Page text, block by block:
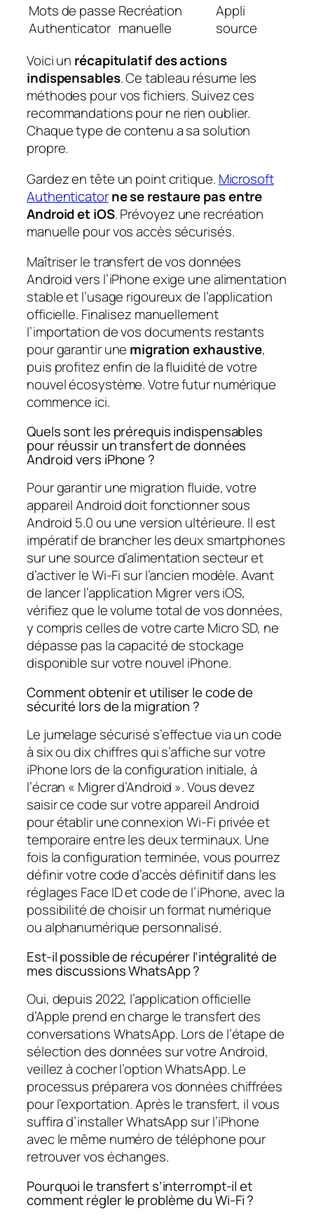
Mots de passe
Authenticator
Recréation
manuelle
Appli
source
Voici un récapitulatif des actions
indispensables. Ce tableau résume les
méthodes pour vos fichiers. Suivez ces
recommandations pour ne rien oublier.
Chaque type de contenu a sa solution
propre.
Gardez en tête un point critique. Microsoft
Authenticator ne se restaure pas entre
Android et iOS. Prévoyez une recréation
manuelle pour vos accès sécurisés.
Maîtriser le transfert de vos données
Android vers l’iPhone exige une alimentation
stable et l’usage rigoureux de l’application
officielle. Finalisez manuellement
l’importation de vos documents restants
pour garantir une migration exhaustive,
puis profitez enfin de la fluidité de votre
nouvel écosystème. Votre futur numérique
commence ici.
Quels sont les prérequis indispensables
pour réussir un transfert de données
Android vers iPhone ?
Pour garantir une migration fluide, votre
appareil Android doit fonctionner sous
Android 5.0 ou une version ultérieure. Il est
impératif de brancher les deux smartphones
sur une source d’alimentation secteur et
d’activer le Wi-Fi sur l’ancien modèle. Avant
de lancer l’application Migrer vers iOS,
vérifiez que le volume total de vos données,
y compris celles de votre carte Micro SD, ne
dépasse pas la capacité de stockage
disponible sur votre nouvel iPhone.
Comment obtenir et utiliser le code de
sécurité lors de la migration ?
Le jumelage sécurisé s’effectue via un code
à six ou dix chiffres qui s’affiche sur votre
iPhone lors de la configuration initiale, à
l’écran « Migrer d’Android ». Vous devez
saisir ce code sur votre appareil Android
pour établir une connexion Wi-Fi privée et
temporaire entre les deux terminaux. Une
fois la configuration terminée, vous pourrez
définir votre code d’accès définitif dans les
réglages Face ID et code de l’iPhone, avec la
possibilité de choisir un format numérique
ou alphanumérique personnalisé.
Est-il possible de récupérer l’intégralité de
mes discussions WhatsApp ?
Oui, depuis 2022, l’application officielle
d’Apple prend en charge le transfert des
conversations WhatsApp. Lors de l’étape de
sélection des données sur votre Android,
veillez à cocher l’option WhatsApp. Le
processus préparera vos données chiffrées
pour l’exportation. Après le transfert, il vous
suffira d’installer WhatsApp sur l’iPhone
avec le même numéro de téléphone pour
retrouver vos échanges.
Pourquoi le transfert s’interrompt-il et
comment régler le problème du Wi-Fi ?